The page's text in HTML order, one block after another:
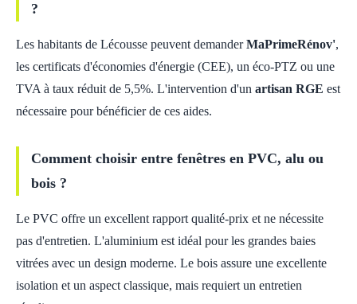
?
Les habitants de Lécousse peuvent demanderMaPrimeRénov',
les certificats d'économies d'énergie (CEE), un éco-PTZ ou une
TVA à taux réduit de 5,5%. L'intervention d'un artisan RGE est
nécessaire pour bénéficier de ces aides.
Comment choisir entre fenêtres en PVC, alu ou
bois ?
Le PVC offre un excellent rapport qualité-prix et ne nécessite
pas d'entretien. L'aluminium est idéal pour les grandes baies
vitrées avec un design moderne. Le bois assure une excellente
isolation et un aspect classique, mais requiert un entretien